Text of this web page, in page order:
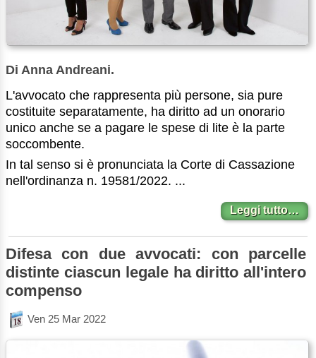
Di Anna Andreani.
L'avvocato che rappresenta più persone, sia pure
costituite separatamente, ha diritto ad un onorario
unico anche se a pagare le spese di lite è la parte
soccombente.
In tal senso si è pronunciata la Corte di Cassazione
nell'ordinanza n. 19581/2022. ...
Leggi tutto…
Difesa con due avvocati: con parcelle
distinte ciascun legale ha diritto all'intero
compenso
Ven 25 Mar 2022